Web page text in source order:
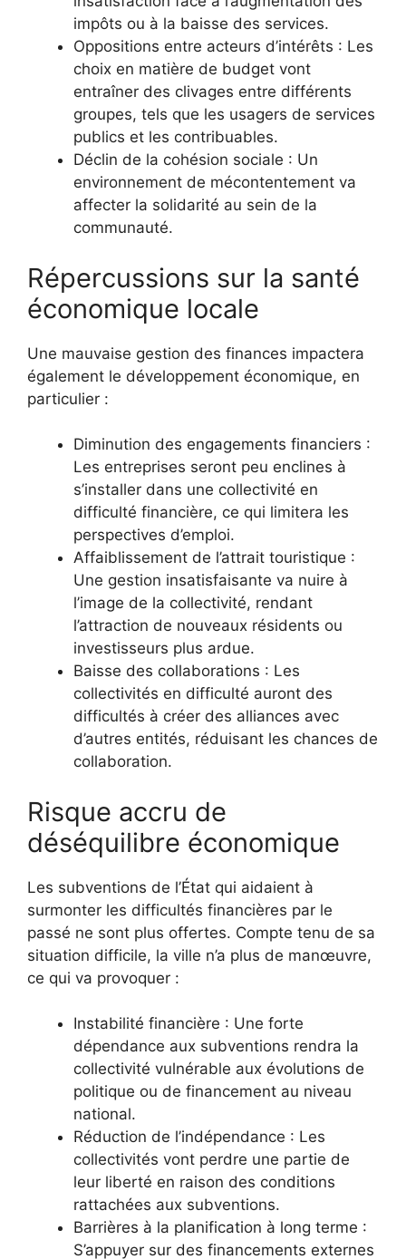
impôts ou à la baisse des services.
Oppositions entre acteurs d’intérêts : Les
choix en matière de budget vont
entraîner des clivages entre différents
groupes, tels que les usagers de services
publics et les contribuables.
Déclin de la cohésion sociale : Un
environnement de mécontentement va
affecter la solidarité au sein de la
communauté.
Répercussions sur la santé
économique locale
Une mauvaise gestion des finances impactera
également le développement économique, en
particulier :
Diminution des engagements financiers :
Les entreprises seront peu enclines à
s’installer dans une collectivité en
difficulté financière, ce qui limitera les
perspectives d’emploi.
Affaiblissement de l’attrait touristique :
Une gestion insatisfaisante va nuire à
l’image de la collectivité, rendant
l’attraction de nouveaux résidents ou
investisseurs plus ardue.
Baisse des collaborations : Les
collectivités en difficulté auront des
difficultés à créer des alliances avec
d’autres entités, réduisant les chances de
collaboration.
Risque accru de
déséquilibre économique
Les subventions de l’État qui aidaient à
surmonter les difficultés financières par le
passé ne sont plus offertes. Compte tenu de sa
situation difficile, la ville n’a plus de manœuvre,
ce qui va provoquer :
Instabilité financière : Une forte
dépendance aux subventions rendra la
collectivité vulnérable aux évolutions de
politique ou de financement au niveau
national.
Réduction de l’indépendance : Les
collectivités vont perdre une partie de
leur liberté en raison des conditions
rattachées aux subventions.
Barrières à la planification à long terme :
S’appuyer sur des financements externes